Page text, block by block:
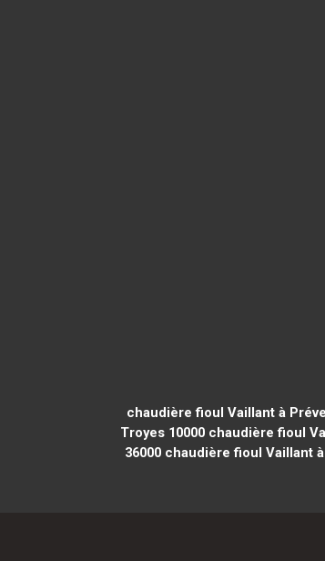
chaudière fioul Vaillant à
Troyes 10000chaudière fioul
36000chaudière fioul Vaillant à